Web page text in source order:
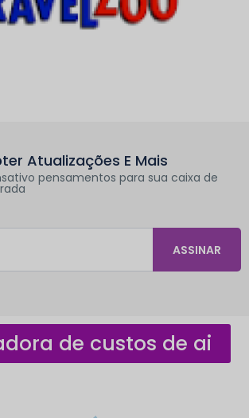
Atualizações E Mais
pensamentos para sua caixa de
de custos de ai